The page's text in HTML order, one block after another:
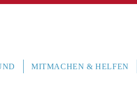
MITMACHEN & HELFEN